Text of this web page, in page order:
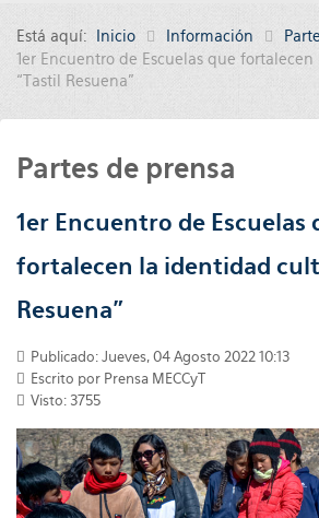
Está aquí: Inicio Información
1er Encuentro de Escuelas que
“Tastil Resuena”
Partes de prensa
1er Encuentro de Escuelas
fortalecen la identidad
Resuena”
Publicado: Jueves, 04 Agosto 2022 10:13
Escrito por Prensa MECCyT
Visto: 3755